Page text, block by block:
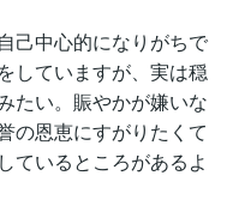
己中心的になりがちで
していますが、実は穏
たい。賑やかが嫌いな
の恩恵にすがりたくて
ているところがあるよ